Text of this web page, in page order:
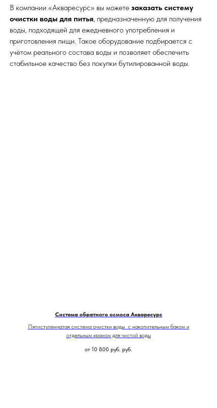
В компании «Акваресурс» вы можете заказать систему
очистки воды для питья, предназначенную для получения
воды, подходящей для ежедневного употребления и
приготовления пищи. Такое оборудование подбирается с
учётом реального состава воды и позволяет обеспечить
стабильное качество без покупки бутилированной воды.
Система обратного осмоса Акваресурс
Пятиступенчатая система очистки воды с накопительным баком и
отдельным краном для чистой воды
от 10 800 руб. руб.